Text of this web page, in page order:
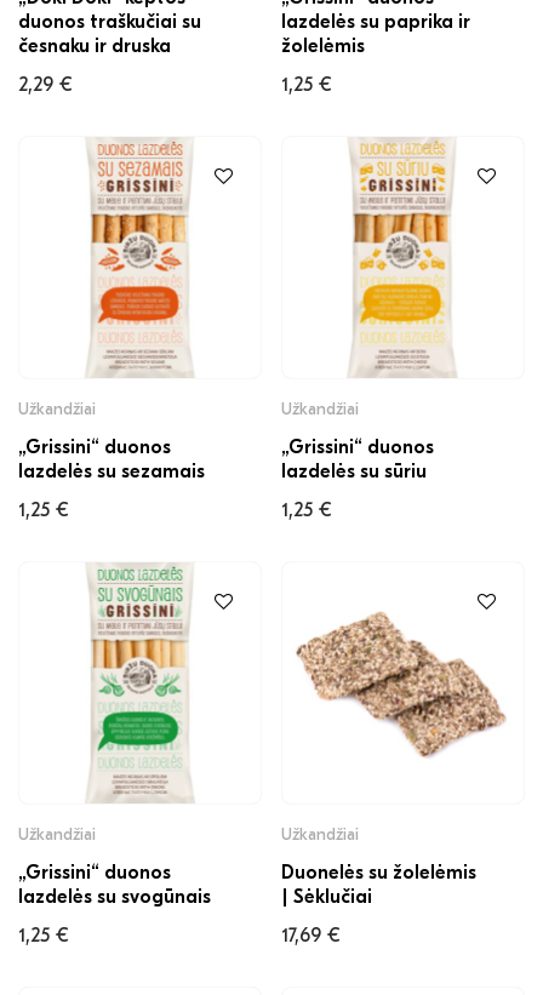
duonos traškučiai su
česnaku ir druska
2,29 €
lazdelės su paprika ir
žolelėmis
1,25 €
Užkandžiai
„Grissini“ duonos
lazdelės su sezamais
1,25 €
Užkandžiai
„Grissini“ duonos
lazdelės su sūriu
1,25 €
Užkandžiai
„Grissini“ duonos
lazdelės su svogūnais
1,25 €
Užkandžiai
Duonelės su žolelėmis
| Sėklučiai
17,69 €